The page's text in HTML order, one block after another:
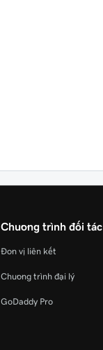
Chương trình đối tác
Đơn vị liên kết
Chương trình đại lý
GoDaddy Pro